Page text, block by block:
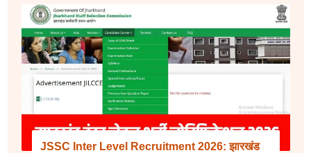
JSSC Inter Level Recruitment 2026: झारखंड